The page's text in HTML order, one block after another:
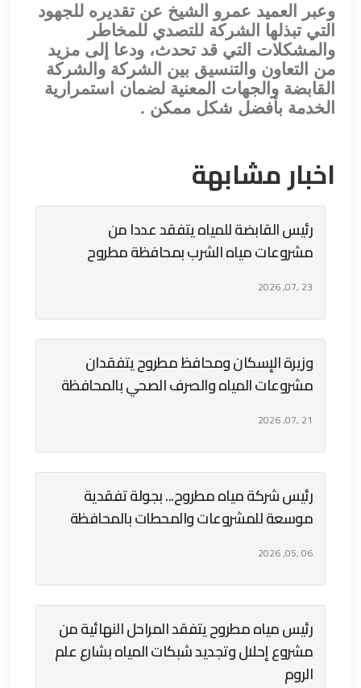
وعبر العميد عمرو الشيخ عن تقديره للجهود
التي تبذلها الشركة للتصدي للمخاطر
والمشكلات التي قد تحدث، ودعا إلى مزيد
من التعاون والتنسيق بين الشركة والشركة
القابضة والجهات المعنية لضمان استمرارية
الخدمة بأفضل شكل ممكن .
اخبار مشابهة
رئيس القابضة للمياه يتفقد عددا من
مشروعات مياه الشرب بمحافظة مطروح
23 ,07, 2026
وزيرة الإسكان ومحافظ مطروح يتفقدان
مشروعات المياه والصرف الصحي بالمحافظة
21 ,07, 2026
رئيس شركة مياه مطروح... بجولة تفقدية
موسعة للمشروعات والمحطات بالمحافظة
06 ,05, 2026
رئيس مياه مطروح يتفقد المراحل النهائية من
مشروع إحلال وتجديد شبكات المياه بشارع علم
الروم